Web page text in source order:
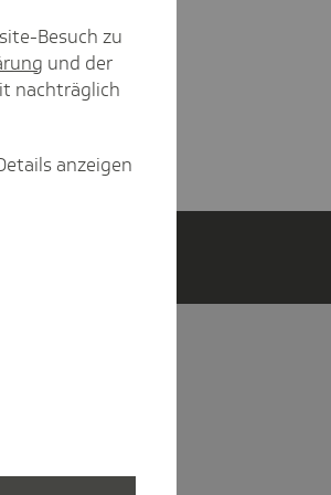
Besuch zu
und der
nachträglich
anzeigen